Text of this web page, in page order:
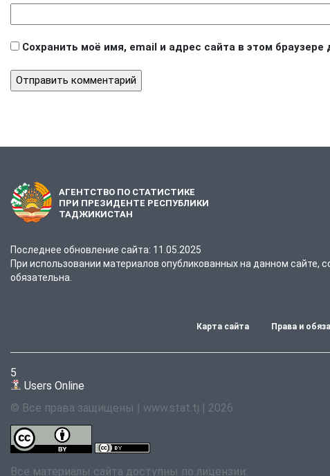
Сохранить моё имя, email и адрес сайта в этом
АГЕНТСТВО ПО СТАТИСТИКЕ
ПРИ ПРЕЗИДЕНТЕ РЕСПУБЛИКИ
ТАДЖИКИСТАН
Последнее обновление сайта: 11.05.2025
При использовании материалов опубликованных на данном сайте,
обязательна.
Карта сайта Права и
5
Users Online
© Все права защищены | www.stat.tj | 2026
Все материалы сайта доступны по лицензии: